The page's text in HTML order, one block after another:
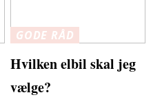
GODE RÅD
Hvilken elbil skal jeg
vælge?